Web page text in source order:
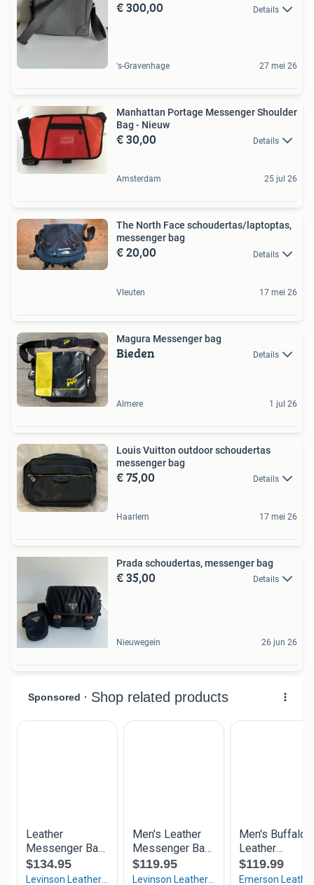
€ 300,00 Details
's-Gravenhage 27 mei 26
Manhattan Portage Messenger Shoulder
Bag - Nieuw
€ 30,00 Details
Amsterdam 25 jul 26
The North Face schoudertas/laptoptas,
messenger bag
€ 20,00 Details
Vleuten 17 mei 26
Magura Messenger bag
Bieden Details
Almere 1 jul 26
Louis Vuitton outdoor schoudertas
messenger bag
€ 75,00 Details
Haarlem 17 mei 26
Prada schoudertas, messenger bag
€ 35,00 Details
Nieuwegein 26 jun 26